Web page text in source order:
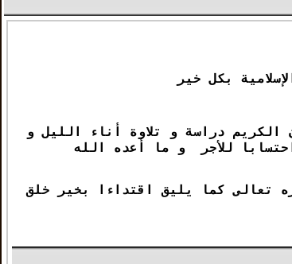
بكل خير
دراسة و تلاوة أناء الليل و
للأجر و ما أعده الله
تعالى كما يليق اقتداءا بخير خلق